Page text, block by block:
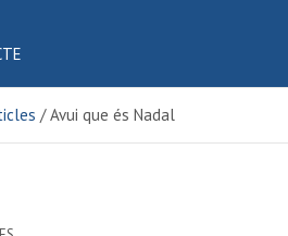
Avui que és Nadal